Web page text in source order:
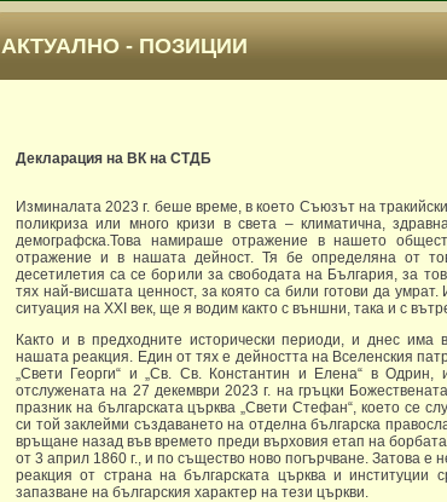
АКТУАЛНО - ПОЗИЦИИ
Декларация на ВК на СТДБ
Изминалата 2023 г. беше време, в което Съюзът на
поликриза или много кризи в света – климатична,
демографска.Това намираше отражение в нашето
отражение и в нашата дейност. Тя бе определяна от
десетилетия са се борили за свободата на България, за
тях най-висшата ценност, за която са били готови да
ситуация на ХХI век, ще я водим както с външни, така и с
Както и в предходните исторически периоди, и днес
нашата реакция. Един от тях е дейността на Вселенския
„Свети Георги“ и „Св. Св. Константин и Елена“ в
отслужената на 27 декември 2023 г. на гръцки
празник на българската църква „Свети Стефан“, което се
си той заклейми създаването на отделна българска
връщане назад във времето преди върховия етап на
от 3 април 1860 г., и по същество ново погърчване. Затова
реакция от страна на българската църква и институции
запазване на българския характер на тези църкви.